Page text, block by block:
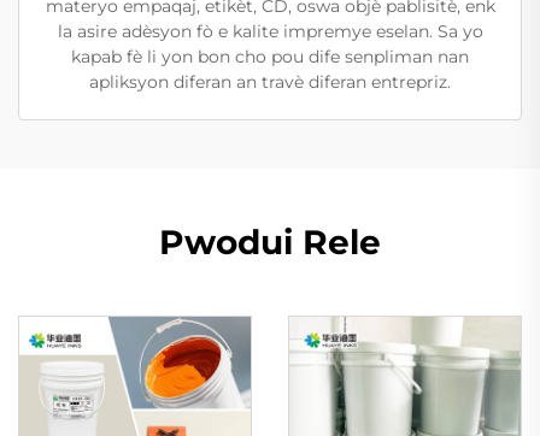
materyo empaqaj, etikèt, CD, oswa objè pablisitè, enk
la asire adèsyon fò e kalite impremye eselan. Sa yo
kapab fè li yon bon cho pou dife senpliman nan
apliksyon diferan an travè diferan entrepriz.
Pwodui Rele